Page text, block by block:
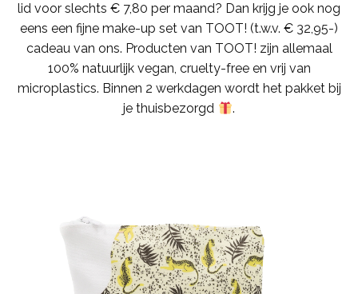
lid voor slechts € 7,80 per maand? Dan krijg je ook nog
eens een fijne make-up set van TOOT! (t.w.v. € 32,95-)
cadeau van ons. Producten van TOOT! zijn allemaal
100% natuurlijk vegan, cruelty-free en vrij van
microplastics. Binnen 2 werkdagen wordt het pakket bij
je thuisbezorgd
.